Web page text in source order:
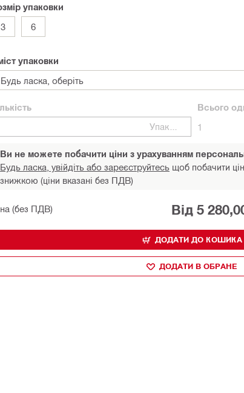
упаковки
3
6
упаковки
Будь ласка, оберіть
Упаковки
Всього
1
Ви не можете побачити ціни з урахуванням
Будь ласка, увійдіть або зареєструйтесь щоб побачити
знижкою (ціни вказані без ПДВ)
(без ПДВ) Від 5
ДОДАТИ ДО КОШИКА
ДОДАТИ В ОБРАНЕ